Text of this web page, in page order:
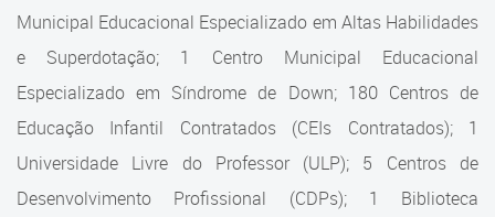
Portal Aprendere
Portal do Servidor
Departamento de Logística
Departamento de Logística
Gerência de Almoxarifado
Gerência de Aquisição e
Municipal Educacional Especializado em Altas Habilidades
e Superdotação; 1 Centro Municipal Educacional
Especializado em Síndrome de Down; 180 Centros de
Educação Infantil Contratados (CEIs Contratados); 1
Universidade Livre do Professor (ULP); 5 Centros de
Desenvolvimento Profissional (CDPs); 1 Biblioteca